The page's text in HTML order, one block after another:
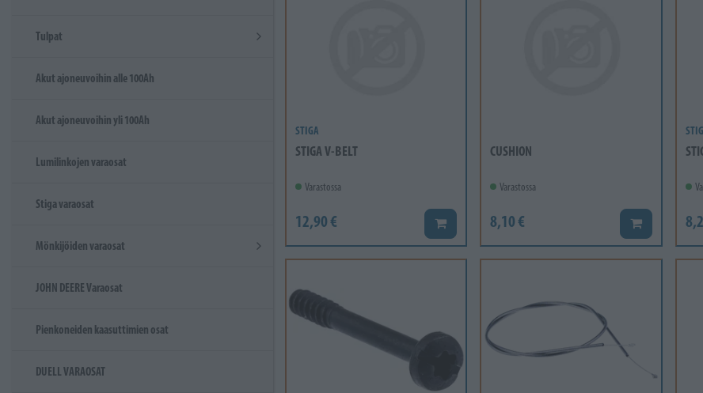
Tulpat
Akut ajoneuvoihin alle 100Ah
Akut ajoneuvoihin yli 100Ah
Lumilinkojen varaosat
Stiga varaosat
Mönkijöiden varaosat
JOHN DEERE Varaosat
Pienkoneiden kaasuttimien osat
DUELL VARAOSAT
STIGA
STIGA V-BELT
Varastossa
12,90 € Lisää koriin
CUSHION
Varastossa
8,10 € Lisää koriin